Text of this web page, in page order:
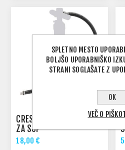
CRESSI CEV ZA TLAČILKO
ZA SUP
18,00 €
SPLETNO MESTO
BOLJŠO UPORABNIŠKO
STRANI SOGLAŠATE Z
OK
VEČ O